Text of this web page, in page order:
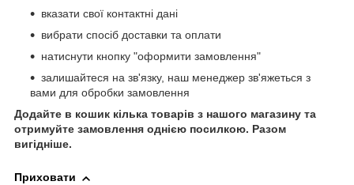
вказати свої контактні дані
вибрати спосіб доставки та оплати
натиснути кнопку "оформити замовлення"
залишайтеся на зв'язку, наш менеджер зв'яжеться з
вами для обробки замовлення
Додайте в кошик кілька товарів з нашого магазину та
отримуйте замовлення однією посилкою. Разом
вигідніше.
Приховати